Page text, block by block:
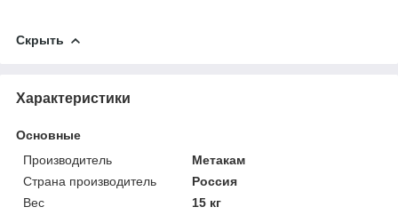
Скрыть
Характеристики
Основные
Производитель
Метакам
Страна производитель
Россия
Вес
15 кг